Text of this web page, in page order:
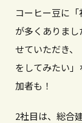
コーヒー豆に
が多くありま
せていただき、
をしてみたい
加者も！
2社目は、総合